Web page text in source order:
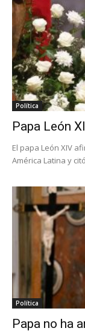
Política
Papa León
El papa León XIV
América Latina y
Política
Papa no ha